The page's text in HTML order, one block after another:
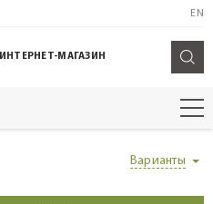
EN
ИНТЕРНЕТ-МАГАЗИН
Варианты